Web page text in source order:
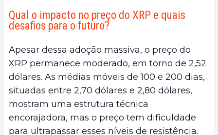
Qual o impacto no preço do XRP e quais
desafios para o futuro?
Apesar dessa adoção massiva, o preço do
XRP permanece moderado, em torno de 2,52
dólares. As médias móveis de 100 e 200 dias,
situadas entre 2,70 dólares e 2,80 dólares,
mostram uma estrutura técnica
encorajadora, mas o preço tem dificuldade
para ultrapassar esses níveis de resistência.